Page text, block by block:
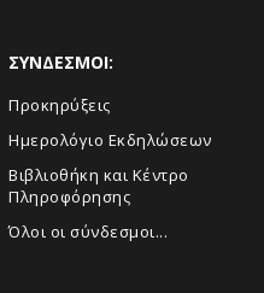
ΣΥΝΔΕΣΜΟΙ:
Προκηρύξεις
Ημερολόγιο Εκδηλώσεων
Βιβλιοθήκη και Κέντρο
Πληροφόρησης
Όλοι οι σύνδεσμοι...